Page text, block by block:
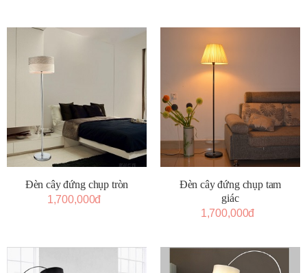
Đèn cây đứng chụp tròn
1,700,000đ
Đèn cây đứng chụp tam
giác
1,700,000đ